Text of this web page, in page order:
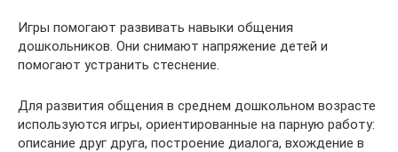
Игры помогают развивать навыки общения
дошкольников. Они снимают напряжение детей и
помогают устранить стеснение.
Для развития общения в среднем дошкольном возрасте
используются игры, ориентированные на парную работу:
описание друг друга, построение диалога, вхождение в